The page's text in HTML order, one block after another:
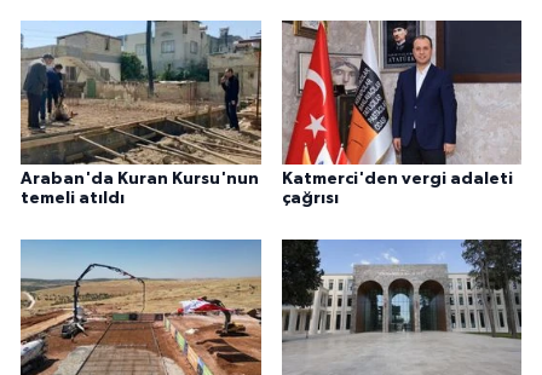
Araban'da Kuran Kursu'nun
temeli atıldı
Katmerci'den vergi adaleti
çağrısı